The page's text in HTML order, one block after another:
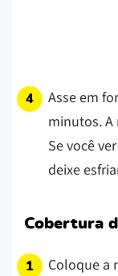
Asse em
minutos. A
Se você
deixe
Cobertura
Coloque a